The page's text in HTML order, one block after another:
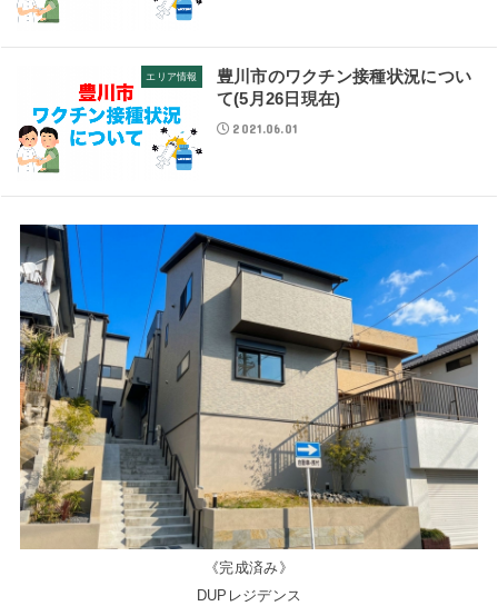
エリア情報
豊川市のワクチン接種状況につい
て(5月26日現在)
2021.06.01
《完成済み》
DUPレジデンス